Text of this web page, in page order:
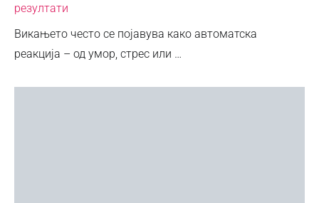
резултати
Викањето често се појавува како автоматска
реакција – од умор, стрес или …